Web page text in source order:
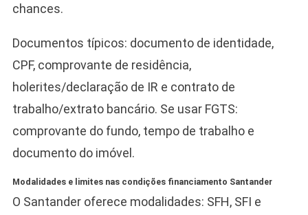
chances.
Documentos típicos: documento de identidade,
CPF, comprovante de residência,
holerites/declaração de IR e contrato de
trabalho/extrato bancário. Se usar FGTS:
comprovante do fundo, tempo de trabalho e
documento do imóvel.
Modalidades e limites nas condições financiamento Santander
O Santander oferece modalidades: SFH, SFI e